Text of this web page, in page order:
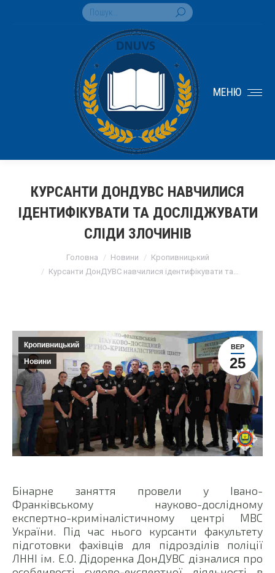
Search:
МЕНЮ
КУРСАНТИ ДОНДУВС НАВЧИЛИСЯ
ІДЕНТИФІКУВАТИ ТА ДОСЛІДЖУВАТИ
СЛІДИ ЗЛОЧИНІВ
Головна Новини
Кропивницький
Курсанти ДонДУВС навчилися ідентифікувати та…
ВЕР
25
Кропивницький
Новини
Бінарне заняття провели у Івано-
Франківському науково-дослідному
експертно-криміналістичному центрі МВС
України. Під час нього курсанти факультету
підготовки фахівців для підрозділів поліції
ЛННІ ім. Е.О. Дідоренка ДонДУВС дізналися про